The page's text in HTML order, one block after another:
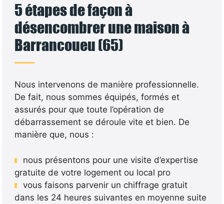
5 étapes de façon à
désencombrer une maison à
Barrancoueu (65)
Nous intervenons de manière professionnelle.
De fait, nous sommes équipés, formés et
assurés pour que toute l’opération de
débarrassement se déroule vite et bien. De
manière que, nous :
nous présentons pour une visite d’expertise
gratuite de votre logement ou local pro
vous faisons parvenir un chiffrage gratuit
dans les 24 heures suivantes en moyenne suite